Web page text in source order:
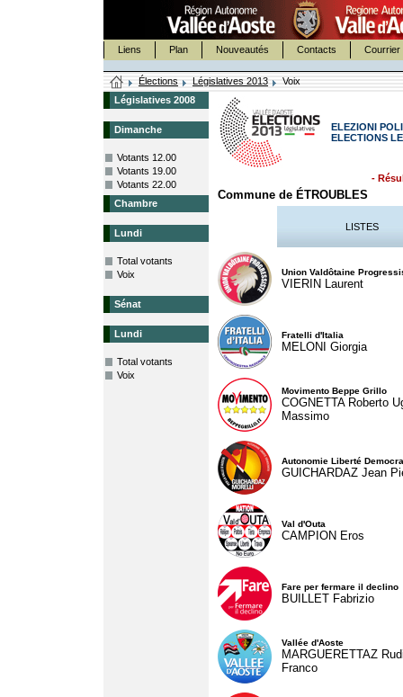
Liens Plan Nouveautés Contacts Courrier
Élections Législatives 2013
Voix
Législatives 2008
Dimanche
Votants 12.00
Votants 19.00
Votants 22.00
Chambre
Lundi
Total votants
Voix
Sénat
Lundi
Total votants
Voix
ELEZIONI
ELECTIONS
-
Commune de ÉTROUBLES
LISTES
Union Valdôtaine
VIERIN Laurent
Fratelli d'Italia
MELONI Giorgia
Movimento Beppe Grillo
COGNETTA Roberto
Massimo
Autonomie Liberté
GUICHARDAZ Jean
Val d'Outa
CAMPION Eros
Fare per fermare il declino
BUILLET Fabrizio
Vallée d'Aoste
MARGUERETTAZ
Franco